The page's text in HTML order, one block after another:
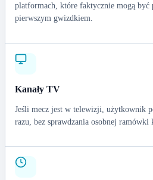
platformach, które faktycznie mogą być
pierwszym gwizdkiem.
Kanały TV
Jeśli mecz jest w telewizji, użytkownik
razu, bez sprawdzania osobnej ramówki